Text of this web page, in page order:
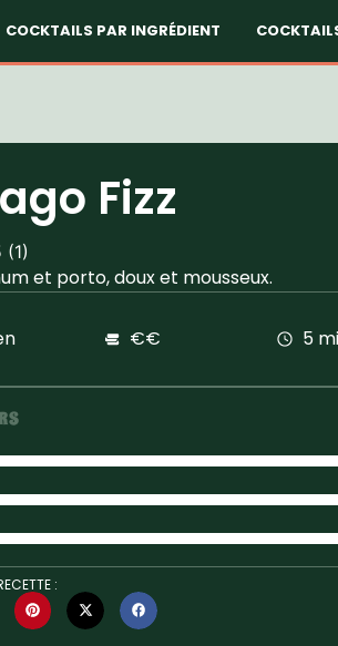
COCKTAILS PAR INGRÉDIENT
Fizz
(1)
et porto, doux et mousseux.
€€ 5
: